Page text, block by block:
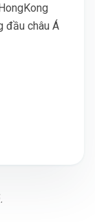
đầu châu Á